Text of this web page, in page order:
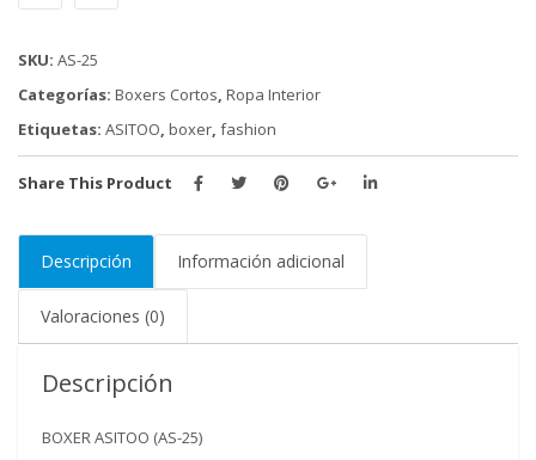
cantidad
SKU: AS-25
Categorías: Boxers Cortos, Ropa Interior
Etiquetas: ASITOO, boxer, fashion
Share This Product
Descripción Información adicional
Valoraciones (0)
Descripción
BOXER ASITOO (AS-25)